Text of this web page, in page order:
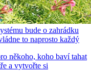
bude o zahrádku
to naprosto každý
někoho, koho baví tahat
a vytvořte si